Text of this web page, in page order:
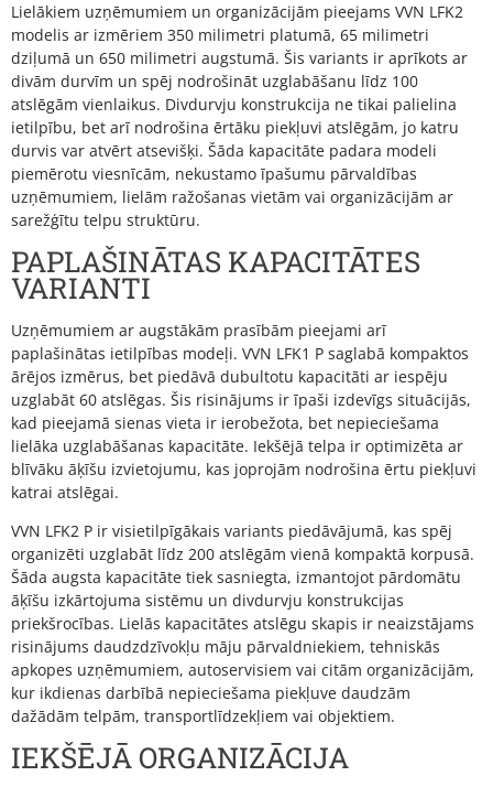
Lielākiem uzņēmumiem un organizācijām pieejams VVN LFK2
modelis ar izmēriem 350 milimetri platumā, 65 milimetri
dziļumā un 650 milimetri augstumā. Šis variants ir aprīkots ar
divām durvīm un spēj nodrošināt uzglabāšanu līdz 100
atslēgām vienlaikus. Divdurvju konstrukcija ne tikai palielina
ietilpību, bet arī nodrošina ērtāku piekļuvi atslēgām, jo katru
durvis var atvērt atsevišķi. Šāda kapacitāte padara modeli
piemērotu viesnīcām, nekustamo īpašumu pārvaldības
uzņēmumiem, lielām ražošanas vietām vai organizācijām ar
sarežģītu telpu struktūru.
PAPLAŠINĀTAS KAPACITĀTES
VARIANTI
Uzņēmumiem ar augstākām prasībām pieejami arī
paplašinātas ietilpības modeļi. VVN LFK1 P saglabā kompaktos
ārējos izmērus, bet piedāvā dubultotu kapacitāti ar iespēju
uzglabāt 60 atslēgas. Šis risinājums ir īpaši izdevīgs situācijās,
kad pieejamā sienas vieta ir ierobežota, bet nepieciešama
lielāka uzglabāšanas kapacitāte. Iekšējā telpa ir optimizēta ar
blīvāku āķīšu izvietojumu, kas joprojām nodrošina ērtu piekļuvi
katrai atslēgai.
VVN LFK2 P ir visietilpīgākais variants piedāvājumā, kas spēj
organizēti uzglabāt līdz 200 atslēgām vienā kompaktā korpusā.
Šāda augsta kapacitāte tiek sasniegta, izmantojot pārdomātu
āķīšu izkārtojuma sistēmu un divdurvju konstrukcijas
priekšrocības. Lielās kapacitātes atslēgu skapis ir neaizstājams
risinājums daudzdzīvokļu māju pārvaldniekiem, tehniskās
apkopes uzņēmumiem, autoservisiem vai citām organizācijām,
kur ikdienas darbībā nepieciešama piekļuve daudzām
dažādām telpām, transportlīdzekļiem vai objektiem.
IEKŠĒJĀ ORGANIZĀCIJA